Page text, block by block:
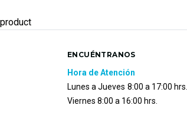
product
ENCUÉNTRANOS
Hora de Atención
Lunes a Jueves 8:00 a 17:00 hrs.
Viernes 8:00 a 16:00 hrs.